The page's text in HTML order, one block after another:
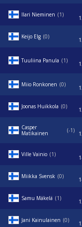
Ilari Nieminen 1
Keijo Elg 0
Tuuliina Panula 1
Miio Ronkonen 0
Joonas Huikkola 0
Casper
Matikainen
-1
Ville Vainio 1
Miikka Svensk 0
Samu Mäkelä 1
Jani Kainulainen 0